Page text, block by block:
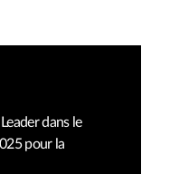
dans le
pour la